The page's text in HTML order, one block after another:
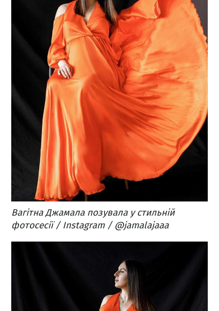
Вагітна Джамала позувала у стильній
фотосесії / Instagram / @jamalajaaa